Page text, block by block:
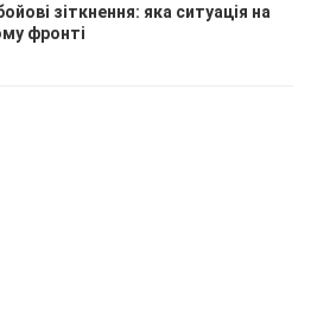
зіткнення: яка ситуація на
фронті